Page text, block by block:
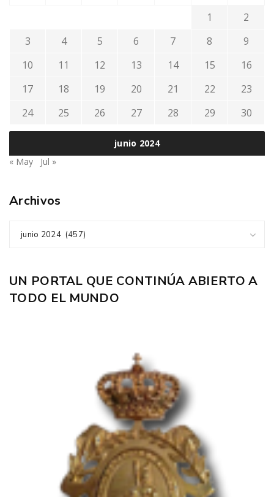
junio 2024
1
2
3
4 5 6 7 8
9
10
11 12 13 14 15
16
17
18 19 20 21 22
23
24
25 26 27 28 29 30
« May Jul »
Archivos
junio 2024 (457)
UN PORTAL QUE CONTINÚA ABIERTO A
TODO EL MUNDO